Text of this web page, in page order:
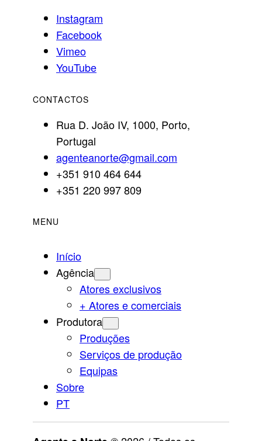
Instagram
Facebook
Vimeo
YouTube
CONTACTOS
Rua D. João IV, 1000, Porto,
Portugal
agenteanorte@gmail.com
+351 910 464 644
+351 220 997 809
MENU
Início
Agência
Atores exclusivos
+ Atores e comerciais
Produtora
Produções
Serviços de produção
Equipas
Sobre
PT